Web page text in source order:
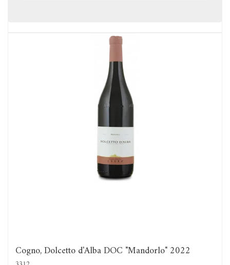
Cogno, Dolcetto d'Alba DOC "Mandorlo" 2022